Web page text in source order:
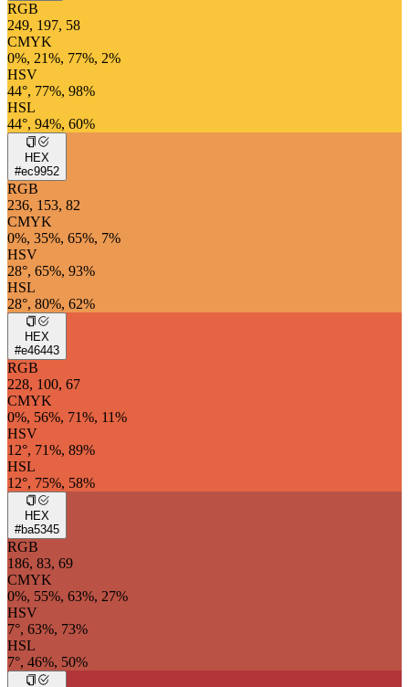
RGB
249, 197, 58
CMYK
0%, 21%, 77%, 2%
HSV
44°, 77%, 98%
HSL
44°, 94%, 60%
HEX
#ec9952
RGB
236, 153, 82
CMYK
0%, 35%, 65%, 7%
HSV
28°, 65%, 93%
HSL
28°, 80%, 62%
HEX
#e46443
RGB
228, 100, 67
CMYK
0%, 56%, 71%, 11%
HSV
12°, 71%, 89%
HSL
12°, 75%, 58%
HEX
#ba5345
RGB
186, 83, 69
CMYK
0%, 55%, 63%, 27%
HSV
7°, 63%, 73%
HSL
7°, 46%, 50%